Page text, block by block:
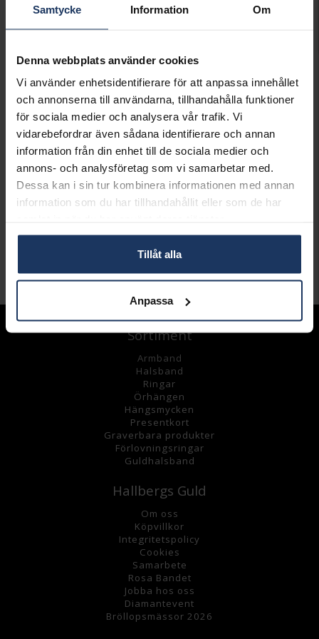
Samtycke Information Om
Denna webbplats använder cookies
Vi använder enhetsidentifierare för att anpassa innehållet
och annonserna till användarna, tillhandahålla funktioner
för sociala medier och analysera vår trafik. Vi
vidarebefordrar även sådana identifierare och annan
information från din enhet till de sociala medier och
annons- och analysföretag som vi samarbetar med.
Dessa kan i sin tur kombinera informationen med annan
information som du har tillhandahållit eller som de har
Tillåt alla
Anpassa
127 998:-
159 998:-
125 598:-
STORY OF LOVE
Sortiment
Armband
Halsband
Ringar
Örhängen
Hängsmycken
Presentkort
Graverbara produkter
Förlovningsringar
Guldhalsband
Hallbergs Guld
Om oss
Köpvillkor
Integritetspolicy
Cookies
Samarbete
Rosa Bandet
Jobba hos oss
Diamantevent
Bröllopsmässor 2026